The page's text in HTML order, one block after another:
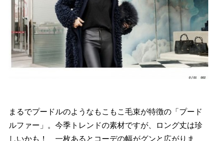
まるでプードルのようなもこもこ毛束が特徴の「プード
ルファー」。今季トレンドの素材ですが、ロング丈は珍
しいかも！ 一枚あるとコーデの幅がグンと広がりま